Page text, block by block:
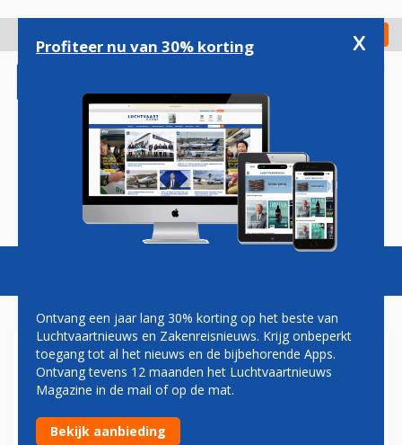
gaan
Check in
Magazine Podcasts Vacatures
EUROPESE COMMISSIE
VERKLAART STAATSSTEUN
ALITALIA ONRECHTMATIG
Profiteer nu van 30% korting x
Ontvang een jaar lang 30% korting op het beste van
Luchtvaartnieuws en Zakenreisnieuws. Krijg onbeperkt
toegang tot al het nieuws en de bijbehorende Apps.
Ontvang tevens 12 maanden het Luchtvaartnieuws
Magazine in de mail of op de mat.
Bekijk aanbieding